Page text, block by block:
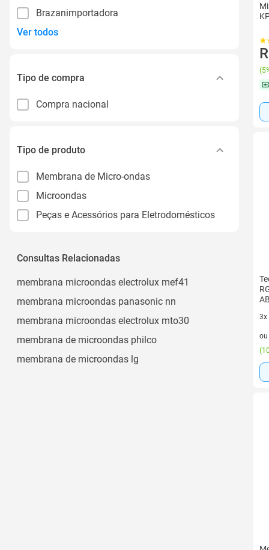
Brazanimportadora
Ver todos
Tipo de compra
Compra nacional
Tipo de produto
Membrana de Micro-ondas
Microondas
Peças e Acessórios para Eletrodomésticos
Consultas Relacionadas
membrana microondas electrolux mef41
membrana microondas panasonic nn
membrana microondas electrolux mto30
membrana de microondas philco
membrana de microondas lg
(
3x
ou
(